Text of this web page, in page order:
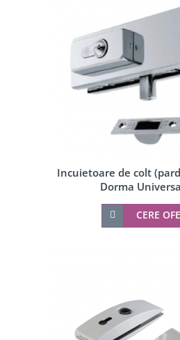
Incuietoare de colt
Dorma
CERE